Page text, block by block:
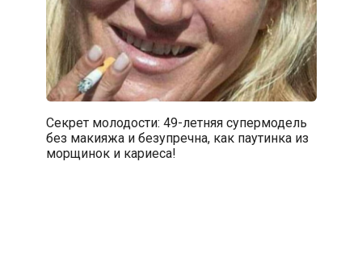
Секрет молодости: 49-летняя супермодель
без макияжа и безупречна, как паутинка из
морщинок и кариеса!